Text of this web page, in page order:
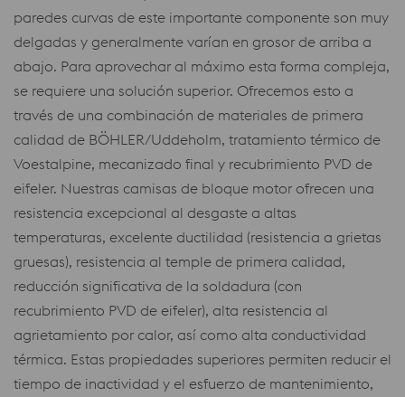
paredes curvas de este importante componente son muy
delgadas y generalmente varían en grosor de arriba a
abajo. Para aprovechar al máximo esta forma compleja,
se requiere una solución superior. Ofrecemos esto a
través de una combinación de materiales de primera
calidad de BÖHLER/Uddeholm, tratamiento térmico de
Voestalpine, mecanizado final y recubrimiento PVD de
eifeler. Nuestras camisas de bloque motor ofrecen una
resistencia excepcional al desgaste a altas
temperaturas, excelente ductilidad (resistencia a grietas
gruesas), resistencia al temple de primera calidad,
reducción significativa de la soldadura (con
recubrimiento PVD de eifeler), alta resistencia al
agrietamiento por calor, así como alta conductividad
térmica. Estas propiedades superiores permiten reducir el
tiempo de inactividad y el esfuerzo de mantenimiento,